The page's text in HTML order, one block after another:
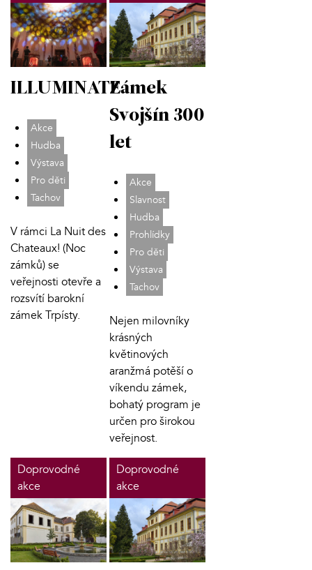
ILLUMINATE
Akce
Hudba
Výstava
Pro děti
Tachov
V rámci La Nuit des
Chateaux! (Noc
zámků) se
veřejnosti otevře a
rozsvítí barokní
zámek Trpísty.
Zámek
Svojšín 300
let
Akce
Slavnost
Hudba
Prohlídky
Pro děti
Výstava
Tachov
Nejen milovníky
krásných
květinových
aranžmá potěší o
víkendu zámek,
bohatý program je
určen pro širokou
veřejnost.
Doprovodné
akce
Doprovodné
akce